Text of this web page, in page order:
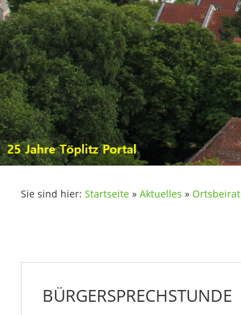
Sie sind hier: Startseite » Aktuelles » Ortsbeirat
BÜRGERSPRECHSTUNDE